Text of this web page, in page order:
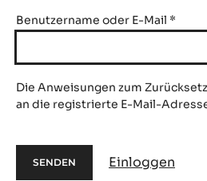
Benutzername oder E-Mail *
Die Anweisungen zum
an die registrierte E-Mail-
Einloggen